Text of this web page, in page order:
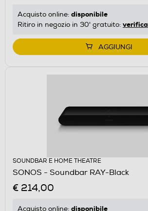
Acquisto online: disponibile
Ritiro in negozio in 30' gratuito: verifica
AGGIUNGI
SOUNDBAR E HOME THEATRE
SONOS - Soundbar RAY-Black
€ 214,00
Acquisto online: disponibile